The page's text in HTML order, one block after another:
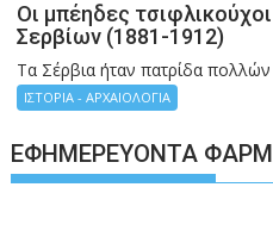
Οι μπέηδες
Σερβίων (1881-1912)
Τα Σέρβια ήταν πατρίδα
ΙΣΤΟΡΙΑ - ΑΡΧΑΙΟΛΟΓΙΑ
ΕΦΗΜΕΡΕΎΟΝΤΑ